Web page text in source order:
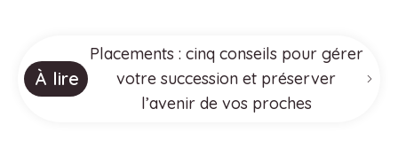
À lire
Placements : cinq conseils pour gérer
votre succession et préserver
l’avenir de vos proches